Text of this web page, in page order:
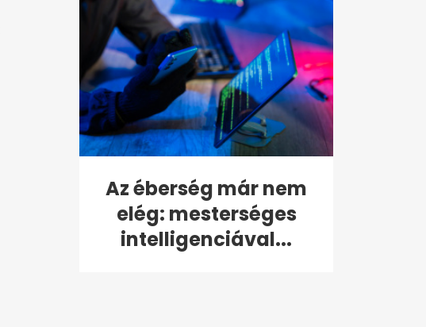
Az éberség már nem
elég: mesterséges
intelligenciával...